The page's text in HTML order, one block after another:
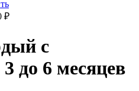
₽
с
до 6 месяцев